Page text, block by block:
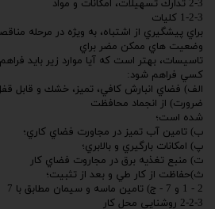
2-3 تدارك تسهيلات، امكانات و مواد
1-2-3 كليات
براي پيشگيري از اشتباه، به ويژه در مرحله
وضعيت هاي ممكن مضر براي
تاسيسات، بهتر است كه آيا موارد زير بايد
كسي فراهم شود:
الف) فضاي انبارش كافي، تميز، خشك و قابل
ضرورت) از انجماد محافظت
شده است؛
ب) تامين آب تميز در مجاورت فضاي كاري؛
پ) امكانات بارگيري و بالابري؛
ت) منبع تغذيه برق در مجاروت فضاي كار
ث)حفاظت از كار طي و بعد از تثبيت؛
2 - 1 و 7 - ج) تامين ماسه و سيمان مطابق با 7
2-2-3 روشنايي محل كار